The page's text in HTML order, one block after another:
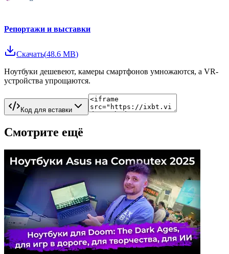
Репортажи и выставки
Скачать(48.6 MB)
Ноутбуки дешевеют, камеры смартфонов умножаются, а VR-
устройства упрощаются.
Код для вставки
Смотрите ещё